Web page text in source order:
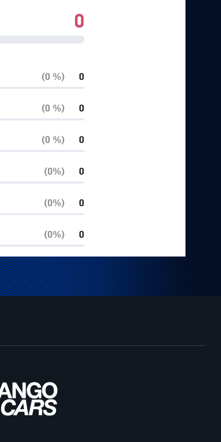
0
(0 %)
0
(0 %)
0
(0 %)
0
(0%)
0
(0%)
0
(0%)
0